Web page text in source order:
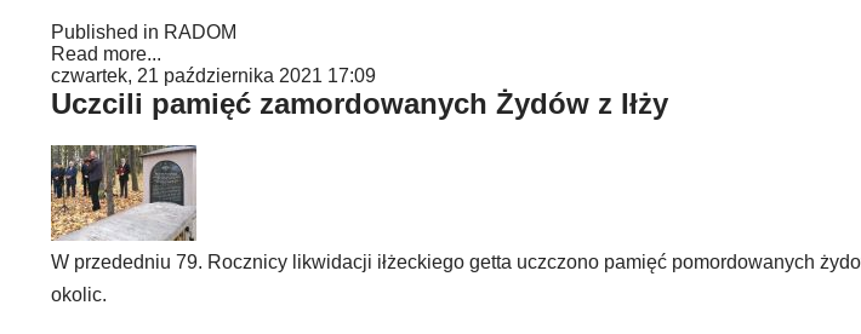
Published in RADOM
Read more...
czwartek, 21 października 2021 17:09
Uczcili pamięć zamordowanych Żydów z Iłży
W przededniu 79. Rocznicy likwidacji iłżeckiego getta uczczono pamięć pomordowanych
okolic.